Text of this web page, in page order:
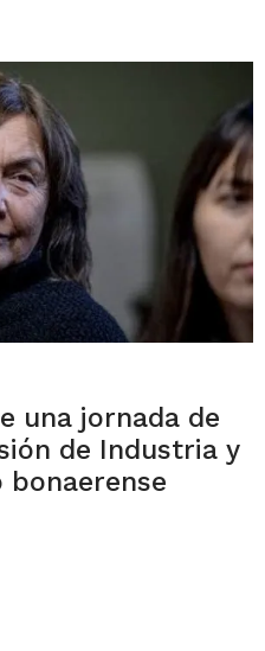
una jornada de
de Industria y
bonaerense